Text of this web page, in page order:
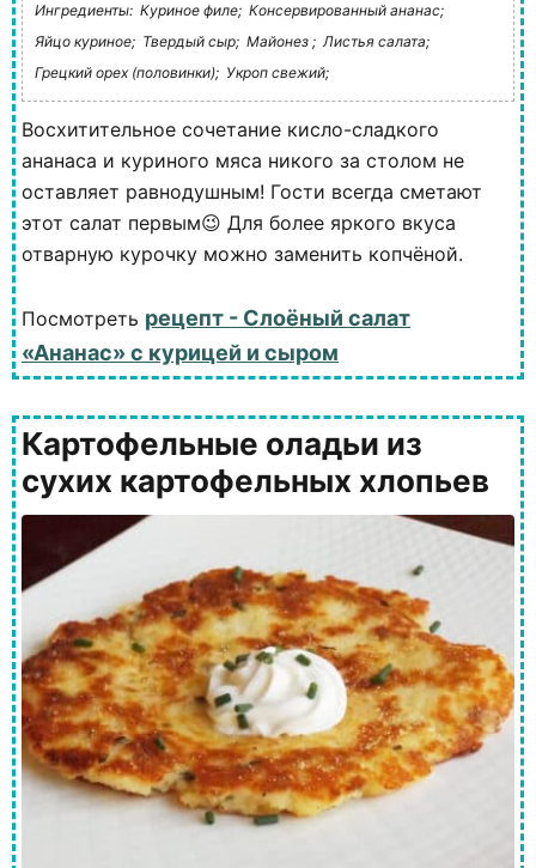
Ингредиенты: Куриное филе; Консервированный ананас;
Яйцо куриное; Твердый сыр; Майонез ; Листья салата;
Грецкий орех (половинки); Укроп свежий;
Восхитительное сочетание кисло-сладкого
ананаса и куриного мяса никого за столом не
оставляет равнодушным! Гости всегда сметают
этот салат первым😉 Для более яркого вкуса
отварную курочку можно заменить копчёной.
Посмотреть рецепт - Слоёный салат
«Ананас» с курицей и сыром
Картофельные оладьи из
сухих картофельных хлопьев